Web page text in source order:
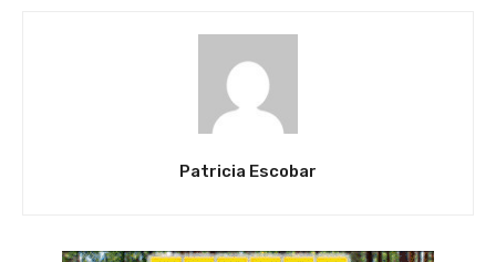
Patricia Escobar